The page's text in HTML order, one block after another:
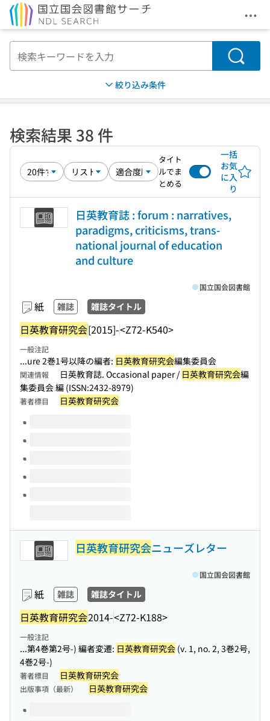
メ
検索
絞り込み条件
検索結果 38 件
タイト
ルでま
とめる
一括
お気
に入
り
日英教育誌 : forum : narratives,
paradigms, criticisms, trans-
national journal of education
and culture
紙 雑誌 雑誌タイトル
日英教育研究会[2015]-<Z72-K540>
国立国会図書館
一般注記
...ure 2巻1号以降の編者: 日英教育研究会編集委員会
関連情報 日英教育誌. Occasional paper / 日英教育研究会編
集委員会 編 (ISSN:2432-8979)
著者標目 日英教育研究会
このタイトルの巻号
日英教育研究会ニューズレター
紙 雑誌 雑誌タイトル
日英教育研究会2014-<Z72-K188>
国立国会図書館
一般注記
...第4巻第2号-) 編者変遷: 日英教育研究会 (v. 1, no. 2, 3巻2号,
4巻2号-)
著者標目 日英教育研究会
出版事項（最新） 日英教育研究会
このタイトルの巻号